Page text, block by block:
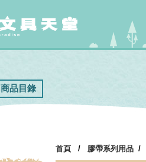
商品目錄
首頁 / 膠帶系列用品